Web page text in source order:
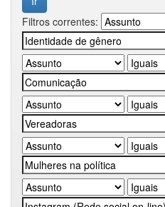
Filtros correntes: